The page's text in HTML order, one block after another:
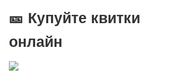
🎫 Купуйте квитки
онлайн